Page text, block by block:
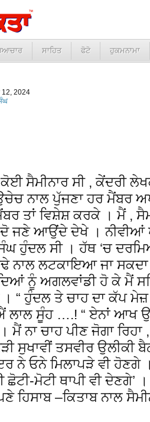
ਸਾਹਿਤ ਫੋਟੋ ਹੁਕਮਨਾਮਾ
12, 2024
ਸੈਮੀਨਾਰ ਸੀ , ਕੇਂਦਰੀ
ਨਾਲ ਪੁੱਜਣਾ ਹਰ ਮੈਂਬਰ
ਤਾਂ ਵਿਸ਼ੇਸ਼ ਕਰਕੇ । ਮੈਂ ,
ਜਣੇ ਆਉਂਦੇ ਦੇਖੇ । ਨੀਵੀਆਂ
ਹੁੰਦਲ ਸੀ । ਹੱਥ ‘ਚ
ਨਾਲ ਲਟਕਾਇਆ ਜਾ ਸਕਦਾ
ਨੂੰ ਅਗਲਵਾਂਡੀ ਹੋ ਕੇ ਮੈਂ
“ ਹੁੰਦਲ ਤੇ ਚਾਹ ਦਾ ਕੱਪ
ਸੂੰਹ ….! “ ਏਨਾਂ ਆਖ
ਨਾ ਚਾਹ ਪੀਣ ਜੋਗਾ
ਸੁਖਾਵੀਂ ਤਸਵੀਰ ਉਲੀਕੀ
ਨੇ ਓਨੇ ਮਿਲਾਪੜੇ ਵੀ
ਛੋਟੀ-ਮੋਟੀ ਥਾਪੀ ਵੀ ਦੇਣਗੇ’
ਹਿਸਾਬ –ਕਿਤਾਬ ਨਾਲ